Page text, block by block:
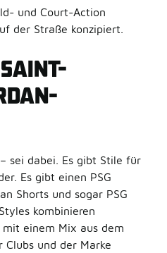
und Court-Action
der Straße konzipiert.
sei dabei. Es gibt Stile für
Es gibt einen PSG
Shorts und sogar PSG
kombinieren
einem Mix aus dem
Clubs und der Marke